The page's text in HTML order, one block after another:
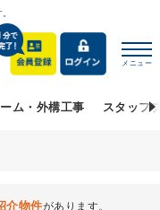
メニュー
ム・外構工事 スタッフ
介物件があります。